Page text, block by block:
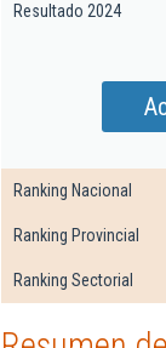
Resultado 2024
Ranking Nacional
Ranking Provincial
Ranking Sectorial